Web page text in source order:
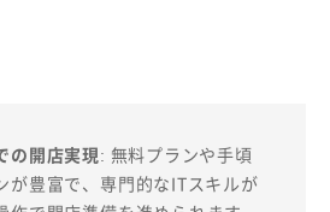
の開店実現: 無料プランや手頃
が豊富で、専門的なITスキルが